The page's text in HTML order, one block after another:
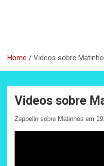
Home Videos sobre
Videos sobre
Zeppelin sobre Matinhos em